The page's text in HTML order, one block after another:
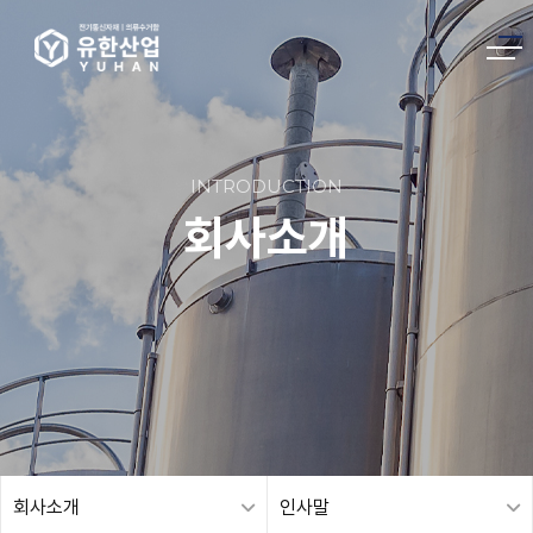
INTRODUCTION
회사소개
회사소개 인사말